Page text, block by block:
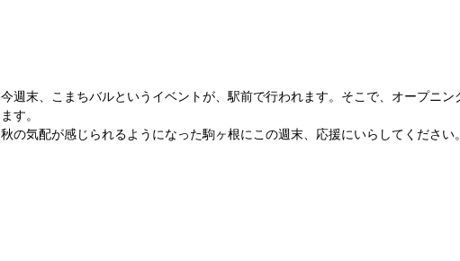
今週末、こまちバルというイベントが、駅前で行われます。そこで、オープニ
ます。
秋の気配が感じられるようになった駒ヶ根にこの週末、応援にいらしてください。